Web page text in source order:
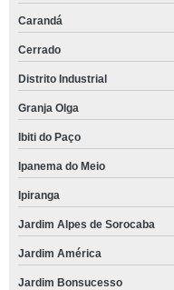
Carandá
Cerrado
Distrito Industrial
Granja Olga
Ibiti do Paço
Ipanema do Meio
Ipiranga
Jardim Alpes de Sorocaba
Jardim América
Jardim Bonsucesso